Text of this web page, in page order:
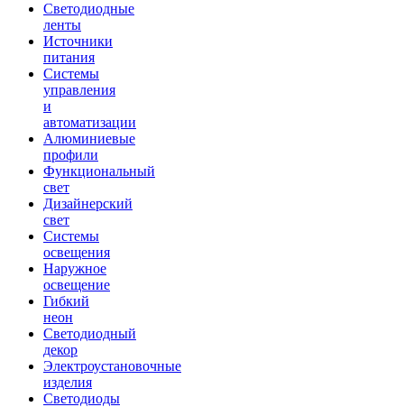
Светодиодные
ленты
Источники
питания
Системы
управления
и
автоматизации
Алюминиевые
профили
Функциональный
свет
Дизайнерский
свет
Системы
освещения
Наружное
освещение
Гибкий
неон
Светодиодный
декор
Электроустановочные
изделия
Светодиоды